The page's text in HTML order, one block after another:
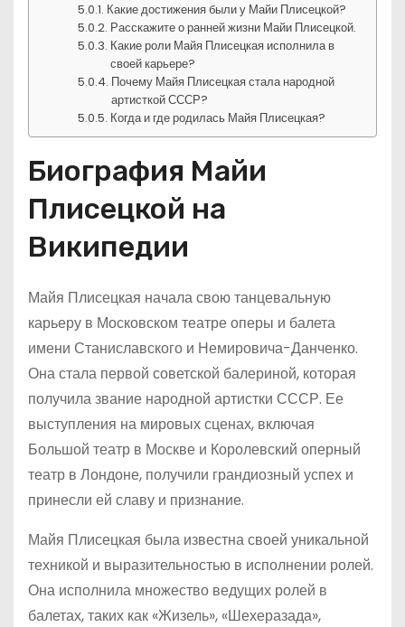
Какие достижения были у Майи Плисецкой?
Расскажите о ранней жизни Майи Плисецкой.
Какие роли Майя Плисецкая исполнила в
своей карьере?
Почему Майя Плисецкая стала народной
артисткой СССР?
Когда и где родилась Майя Плисецкая?
Биография Майи
Плисецкой на
Википедии
Майя Плисецкая начала свою танцевальную
карьеру в Московском театре оперы и балета
имени Станиславского и Немировича-Данченко.
Она стала первой советской балериной, которая
получила звание народной артистки СССР. Ее
выступления на мировых сценах, включая
Большой театр в Москве и Королевский оперный
театр в Лондоне, получили грандиозный успех и
принесли ей славу и признание.
Майя Плисецкая была известна своей уникальной
техникой и выразительностью в исполнении ролей.
Она исполнила множество ведущих ролей в
балетах, таких как «Жизель», «Шехеразада»,